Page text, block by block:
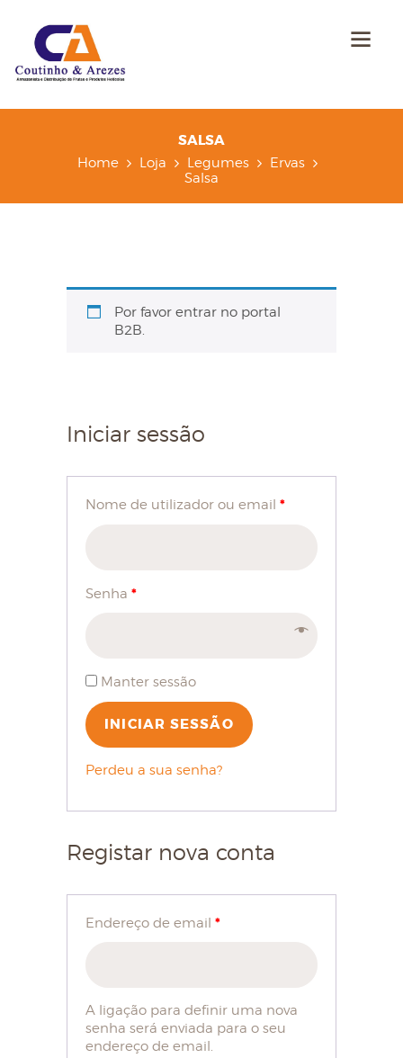
SALSA
Home Loja Legumes
Ervas
Salsa
SOBRE NÓS
CONTACTOS
MINHA CONTA
Por favor entrar no portal
B2B.
Iniciar sessão
Nome de utilizador ou email *
Senha *
Manter sessão
INICIAR SESSÃO
Perdeu a sua senha?
Registar nova conta
Endereço de email *
A ligação para definir uma nova
senha será enviada para o seu
endereço de email.